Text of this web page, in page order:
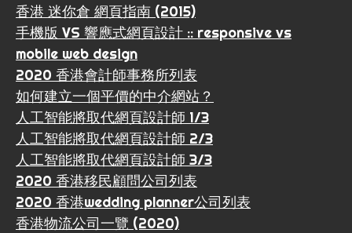
香港 迷你倉 網頁指南 (2015)
手機版 VS 響應式網頁設計 :: responsive vs
mobile web design
2020 香港會計師事務所列表
如何建立一個平價的中介網站？
人工智能將取代網頁設計師 1/3
人工智能將取代網頁設計師 2/3
人工智能將取代網頁設計師 3/3
2020 香港移民顧問公司列表
2020 香港wedding planner公司列表
香港物流公司一覽 (2020)